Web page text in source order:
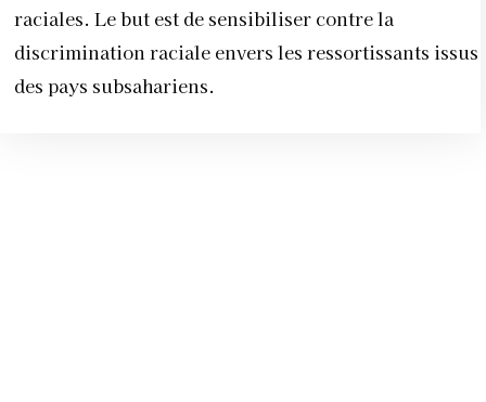
raciales. Le but est de sensibiliser contre la
discrimination raciale envers les ressortissants issus
des pays subsahariens.